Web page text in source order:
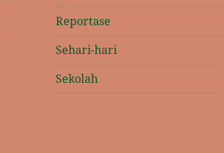
Reportase
Sehari-hari
Sekolah